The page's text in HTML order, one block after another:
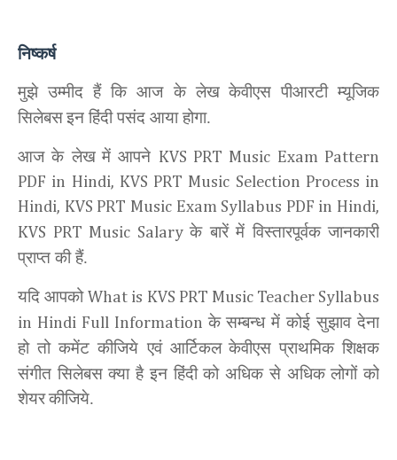
निष्कर्ष
मुझे उम्मीद हैं कि आज के लेख केवीएस पीआरटी म्यूजिक
सिलेबसइन हिंदी पसंद आया होगा.
आज के लेख में आपने KVS PRT Music Exam Pattern
PDF in Hindi, KVS PRT Music Selection Process in
Hindi, KVS PRT Music Exam Syllabus PDF in Hindi,
KVS PRT Music Salary के बारें में विस्तारपूर्वक जानकारी
प्राप्त की हैं.
यदि आपकोWhat is KVS PRT Music Teacher Syllabus
in Hindi Full Information के सम्बन्ध में कोई सुझाव देना
हो तो कमेंट कीजिये एवं आर्टिकल केवीएस प्राथमिक शिक्षक
संगीत सिलेबस क्या है इन हिंदी को अधिक से अधिक लोगों को
शेयरकीजिये.